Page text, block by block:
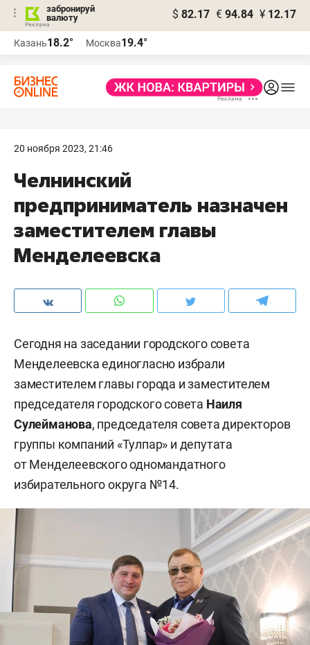
забронируй
валюту
$ 82.17 € 94.84 ¥ 12.17
Казань18.2° Москва19.4°
20 ноября 2023, 21:46
Челнинский
предприниматель назначен
заместителем главы
Менделеевска
Сегодня на заседании городского совета
Менделеевска единогласно избрали
заместителем главы города и заместителем
председателя городского совета Наиля
Сулейманова, председателя совета директоров
группы компаний «Тулпар» и депутата
от Менделеевского одномандатного
избирательного округа №14.